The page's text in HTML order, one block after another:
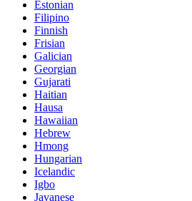
Estonian
Filipino
Finnish
Frisian
Galician
Georgian
Gujarati
Haitian
Hausa
Hawaiian
Hebrew
Hmong
Hungarian
Icelandic
Igbo
Javanese